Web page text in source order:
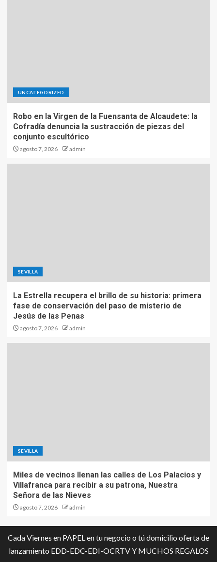
UNCATEGORIZED
Robo en la Virgen de la Fuensanta de Alcaudete: la
Cofradía denuncia la sustracción de piezas del
conjunto escultórico
agosto 7, 2026 admin
SEVILLA
La Estrella recupera el brillo de su historia: primera
fase de conservación del paso de misterio de
Jesús de las Penas
agosto 7, 2026 admin
SEVILLA
Miles de vecinos llenan las calles de Los Palacios y
Villafranca para recibir a su patrona, Nuestra
Señora de las Nieves
agosto 7, 2026 admin
Cada Viernes en PAPEL en tu negocio o tú domicilio oferta de
lanzamiento EDD-EDC-EDI-OCRTV Y MUCHOS REGALOS